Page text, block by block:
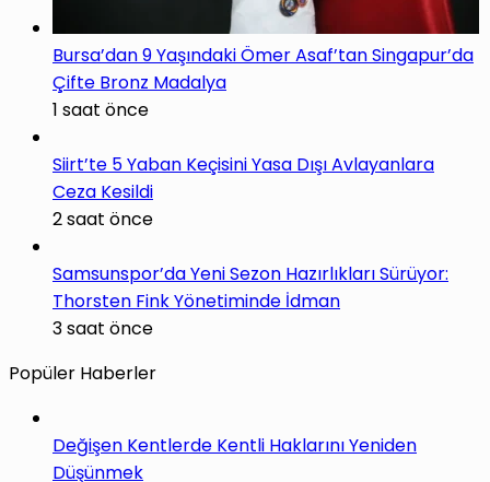
Bursa’dan 9 Yaşındaki Ömer Asaf’tan Singapur’da
Çifte Bronz Madalya
1 saat önce
Siirt’te 5 Yaban Keçisini Yasa Dışı Avlayanlara
Ceza Kesildi
2 saat önce
Samsunspor’da Yeni Sezon Hazırlıkları Sürüyor:
Thorsten Fink Yönetiminde İdman
3 saat önce
Popüler Haberler
Değişen Kentlerde Kentli Haklarını Yeniden
Düşünmek